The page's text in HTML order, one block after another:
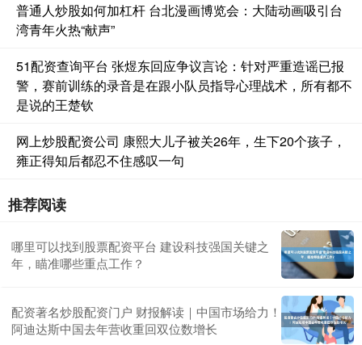
普通人炒股如何加杠杆 台北漫画博览会：大陆动画吸引台
湾青年火热“献声”
51配资查询平台 张煜东回应争议言论：针对严重造谣已报
警，赛前训练的录音是在跟小队员指导心理战术，所有都不
是说的王楚钦
网上炒股配资公司 康熙大儿子被关26年，生下20个孩子，
雍正得知后都忍不住感叹一句
推荐阅读
哪里可以找到股票配资平台 建设科技强国关键之
年，瞄准哪些重点工作？
配资著名炒股配资门户 财报解读｜中国市场给力！
阿迪达斯中国去年营收重回双位数增长